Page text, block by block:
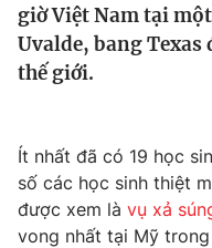
Thế giới
Tin tức
Câu chuyện quốc tế
Tài chính
Thị trường
Góc doanh nghiệp
Dữ liệu và đời sống
Truyền hình
giờ Việt Nam tại
Uvalde, bang
thế giới.
Ít nhất đã có 19 học
số các học sinh thiệt
được xem là vụ xả
vong nhất tại Mỹ trong